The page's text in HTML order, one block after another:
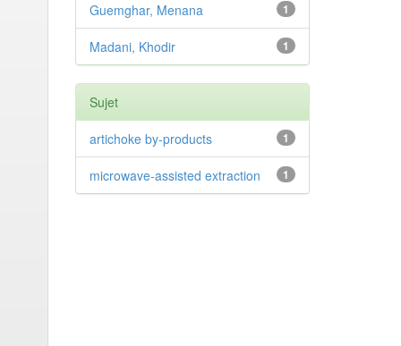
1
Guemghar, Menana
1
Madani, Khodir
Sujet
1
artichoke by-products
1
microwave-assisted extraction